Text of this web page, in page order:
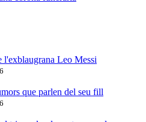
l'exblaugrana Leo Messi
que parlen del seu fill